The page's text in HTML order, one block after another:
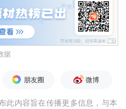
据
朋友圈 微博
此内容旨在传播更多信息，与本